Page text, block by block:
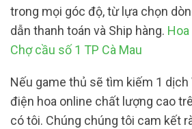
trong mọi góc độ, từ lựa chọn
dẫn thanh toán và Ship hàng.
Chợ cầu số 1 TP Cà Mau
Nếu game thủ sẽ tìm kiếm 1 dịch
điện hoa online chất lượng cao
có tôi. Chúng chúng tôi cam kết